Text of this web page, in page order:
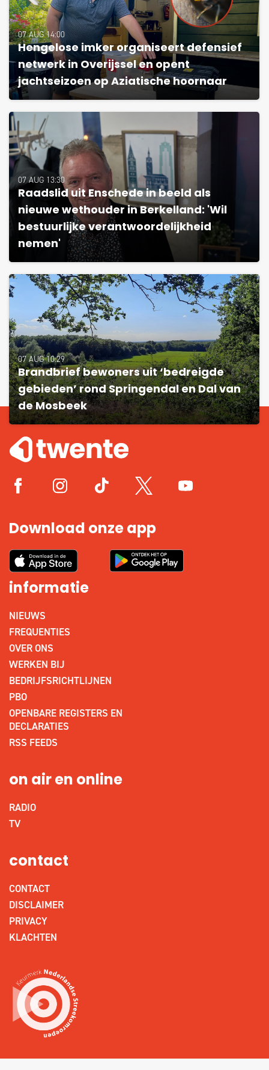
07 AUG 14:00
Hengelose imker organiseert defensief
netwerk in Overijssel en opent
jachtseizoen op Aziatische hoornaar
07 AUG 13:30
Raadslid uit Enschede in beeld als
nieuwe wethouder in Berkelland: 'Wil
bestuurlijke verantwoordelijkheid
nemen'
07 AUG 10:29
Brandbrief bewoners uit ‘bedreigde
gebieden’ rond Springendal en Dal van
de Mosbeek
Download onze app
informatie
NIEUWS
FREQUENTIES
OVER ONS
WERKEN BIJ
BEDRIJFSRICHTLIJNEN
PBO
OPENBARE REGISTERS EN
DECLARATIES
RSS FEEDS
on air en online
RADIO
TV
contact
CONTACT
DISCLAIMER
PRIVACY
KLACHTEN